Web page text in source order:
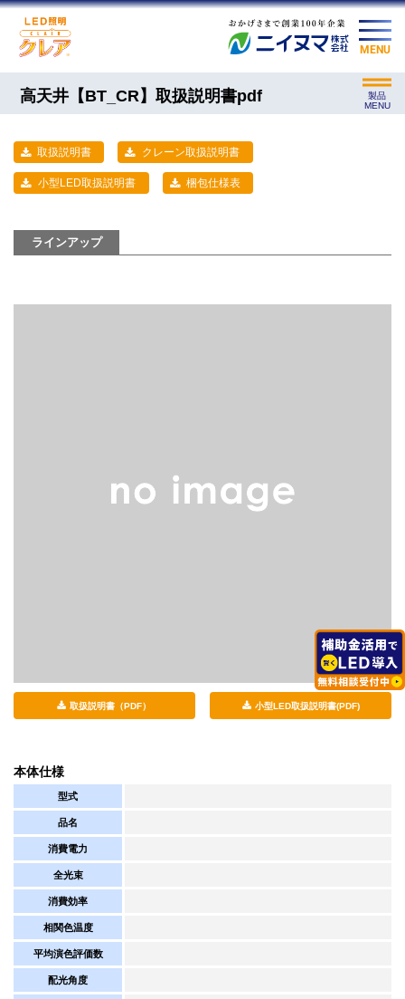
MENU
高天井【BT_CR】取扱説明書pdf
製品
MENU
取扱説明書 クレーン取扱説明書
小型LED取扱説明書 梱包仕様表
ラインアップ
取扱説明書（PDF） 小型LED取扱説明書(PDF)
本体仕様
型式
品名
消費電力
全光束
消費効率
相関色温度
平均演色評価数
配光角度